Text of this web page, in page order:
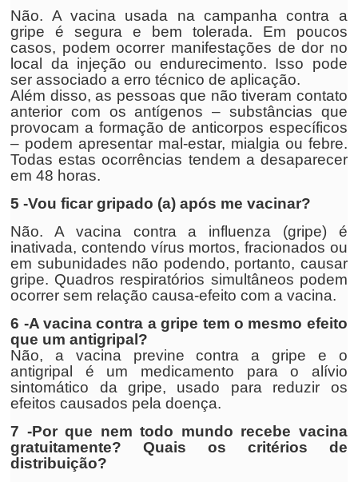
Não. A vacina usada na campanha contra a
gripe é segura e bem tolerada. Em poucos
casos, podem ocorrer manifestações de dor no
local da injeção ou endurecimento. Isso pode
ser associado a erro técnico de aplicação.
Além disso, as pessoas que não tiveram contato
anterior com os antígenos – substâncias que
provocam a formação de anticorpos específicos
– podem apresentar mal-estar, mialgia ou febre.
Todas estas ocorrências tendem a desaparecer
em 48 horas.
5 -Vou ficar gripado (a) após me vacinar?
Não. A vacina contra a influenza (gripe) é
inativada, contendo vírus mortos, fracionados ou
em subunidades não podendo, portanto, causar
gripe. Quadros respiratórios simultâneos podem
ocorrer sem relação causa-efeito com a vacina.
6 -A vacina contra a gripe tem o mesmo efeito
que um antigripal?
Não, a vacina previne contra a gripe e o
antigripal é um medicamento para o alívio
sintomático da gripe, usado para reduzir os
efeitos causados pela doença.
7 -Por que nem todo mundo recebe vacina
gratuitamente? Quais os critérios de
distribuição?